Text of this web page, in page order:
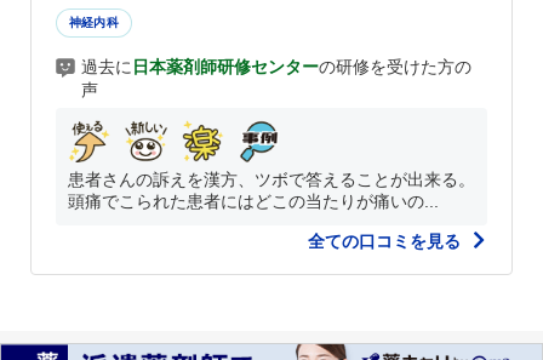
神経内科
過去に 日本薬剤師研修センターの研修を受けた方の
声
患者さんの訴えを漢方、ツボで答えることが出来る。
頭痛でこられた患者にはどこの当たりが痛いの...
全ての口コミを見る